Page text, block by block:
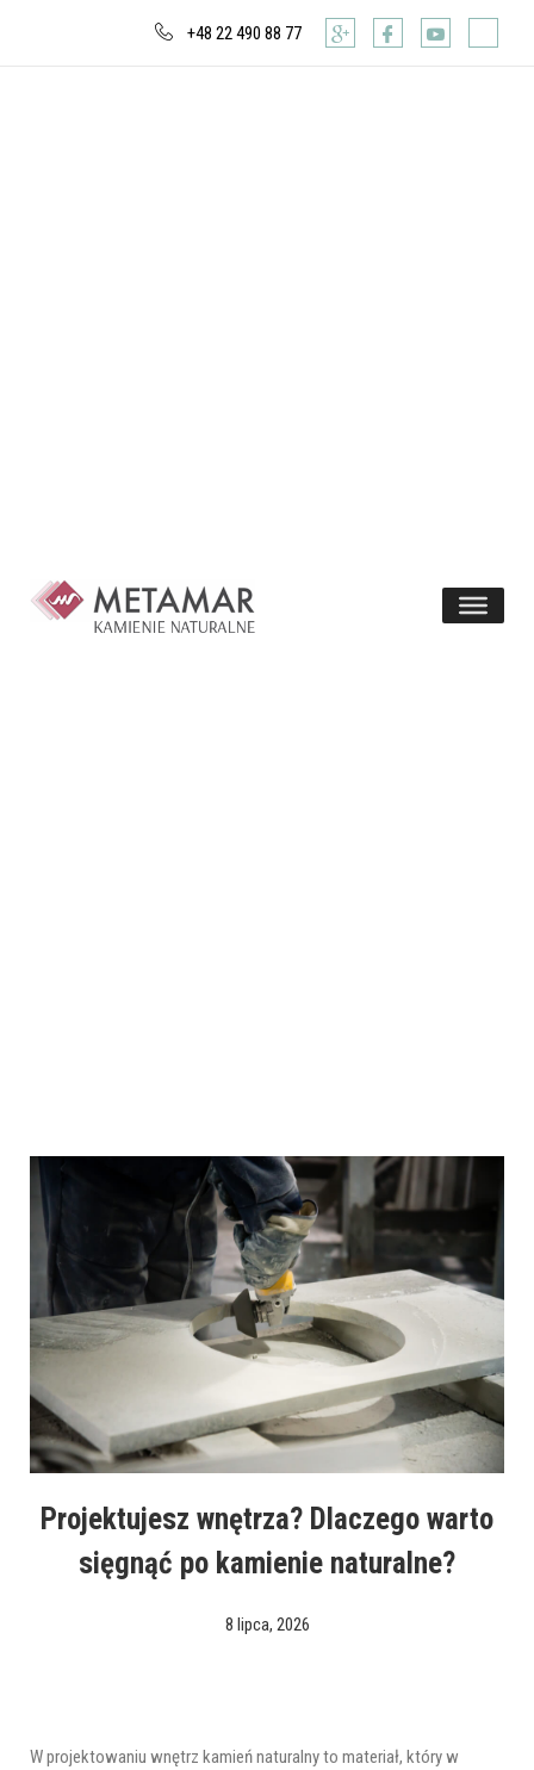
+48 22 490 88 77
Projektujesz wnętrza? Dlaczego warto
sięgnąć po kamienie naturalne?
8 lipca, 2026
W projektowaniu wnętrz kamień naturalny to materiał, który w